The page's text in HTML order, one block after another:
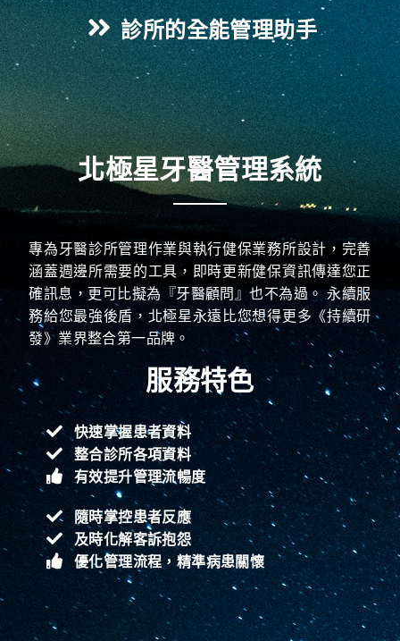
診所的全能管理助手
北極星牙醫管理系統
專為牙醫診所管理作業與執行健保業務所設計，完善
涵蓋週邊所需要的工具，即時更新健保資訊傳達您正
確訊息，更可比擬為『牙醫顧問』也不為過。 永續服
務給您最強後盾，北極星永遠比您想得更多《持續研
發》業界整合第一品牌。
服務特色
快速掌握患者資料
整合診所各項資料
有效提升管理流暢度
隨時掌控患者反應
及時化解客訴抱怨
優化管理流程，精準病患關懷